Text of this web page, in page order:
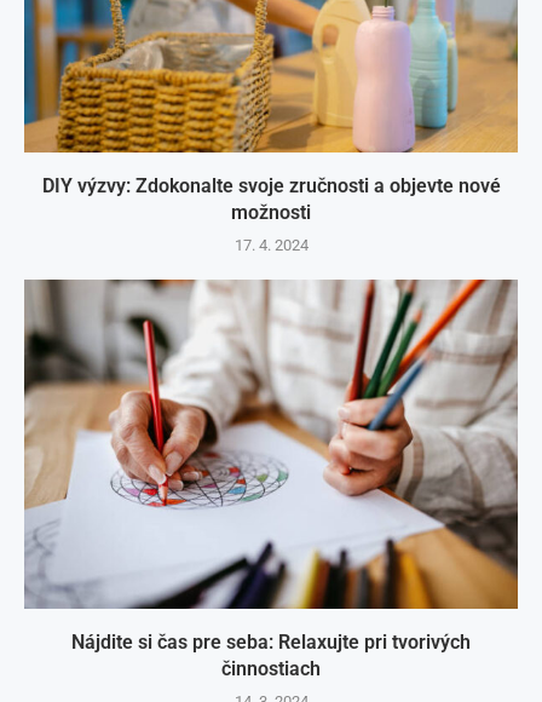
DIY výzvy: Zdokonalte svoje zručnosti a objevte nové
možnosti
17. 4. 2024
Nájdite si čas pre seba: Relaxujte pri tvorivých
činnostiach